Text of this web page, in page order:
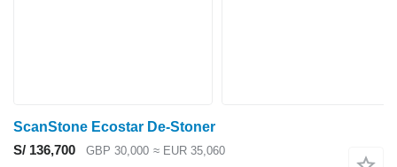
ScanStone Ecostar De-Stoner
S/ 136,700
GBP 30,000 ≈ EUR 35,060